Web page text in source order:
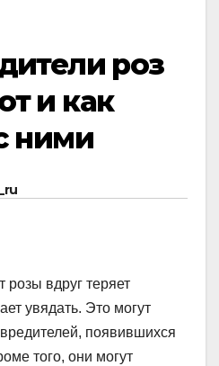
роз
и как
ними
вдруг теряет
увядать. Это могут
появившихся
того, они могут